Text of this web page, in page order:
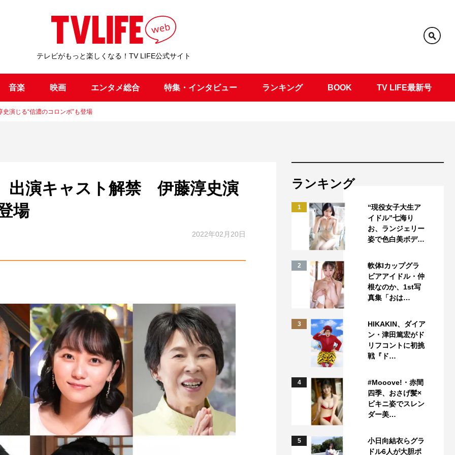
テレビがもっと楽しくなる！TV LIFE公式サイト
音楽 映画 エンタメ総合 特集・インタビュー ランキング BOOK TV LIFE最新号
演じる“信濃のコロンボ”も登場
出演キャスト解禁 伊藤淳史演
場
2022年02月20日
ランキング
1
“現役女子大生ア
イドル”七海り
お、ランジェリー
姿で色白美ボデ…
2
軟体Iカップグラ
ビアアイドル・仲
根なのか、1st写
真集「おは…
3
HIKAKIN、ダイア
ン・津田篤宏がド
リフコントに初挑
戦『ド…
4
#Mooove!・赤間
四季、おさげ髪×
ビキニ姿でスレン
ダー美…
5
小日向結衣らグラ
ドル6人が大胆ポ